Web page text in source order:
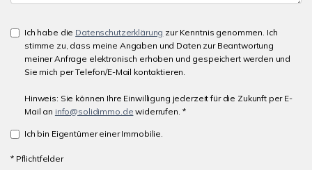
Ich habe die Datenschutzerklärung zur Kenntnis genommen. Ich
stimme zu, dass meine Angaben und Daten zur Beantwortung
meiner Anfrage elektronisch erhoben und gespeichert werden und
Sie mich per Telefon/E-Mail kontaktieren.
Hinweis: Sie können Ihre Einwilligung jederzeit für die Zukunft per E-
Mail an info@solidimmo.de widerrufen. *
Ich bin Eigentümer einer Immobilie.
* Pflichtfelder